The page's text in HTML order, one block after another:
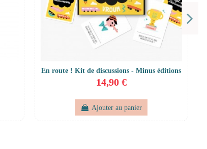
En route ! Kit de discussions - Minus éditions
14,90 €
Ajouter au panier